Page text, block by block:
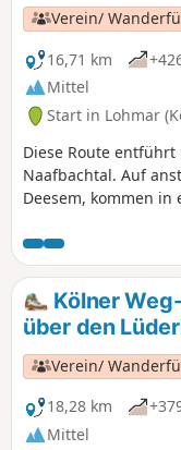
Verein/
16,71 km
Mittel
Start in Lohmar
Diese Route
Naafbachtal. Auf
Deesem, kommen
Dort ist die Kirche
Über Ingersau
Winterscheiderbröl
anstrengende
Kirche St. Servatius
Kölner
über den
Verein/
18,28 km
Mittel